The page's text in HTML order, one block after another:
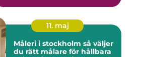
11. maj
Måleri i stockholm så väljer
du rätt målare för hållbara